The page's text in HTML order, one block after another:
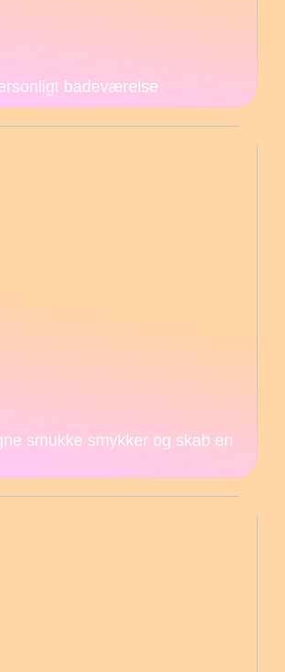
badeværelse
smukke smykker og skab en